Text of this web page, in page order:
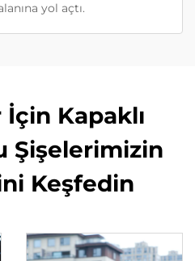
yol açtı.
Kapaklı
Şişelerimizin
Keşfedin